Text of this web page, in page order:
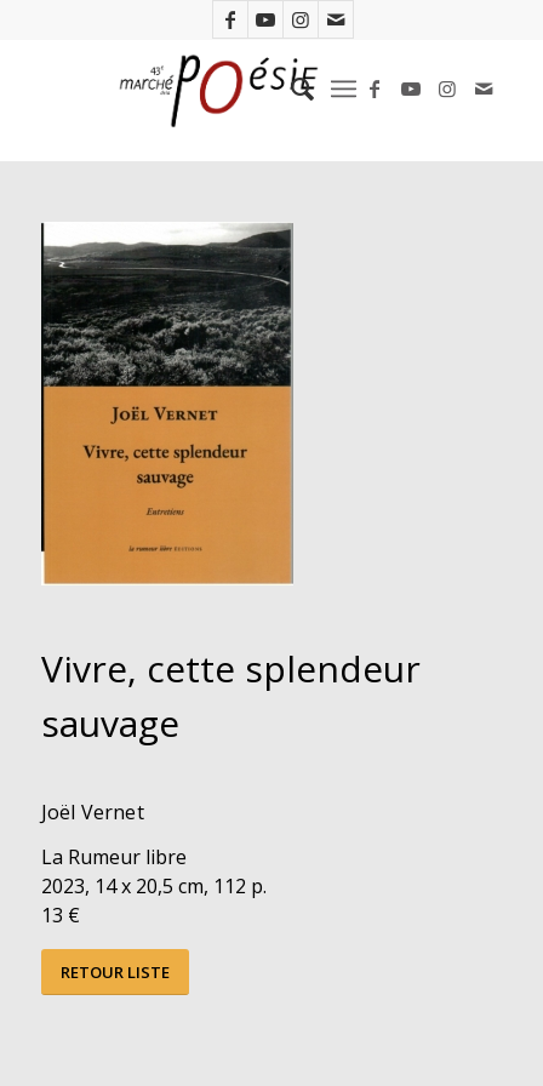
Vivre, cette splendeur
sauvage
Joël Vernet
La Rumeur libre
2023, 14 x 20,5 cm, 112 p.
13 €
RETOUR LISTE